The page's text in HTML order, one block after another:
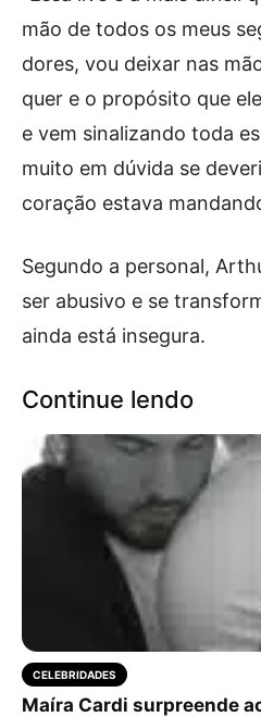
mão de todos os meus
dores, vou deixar nas
quer e o propósito que
e vem sinalizando toda
muito em dúvida se
coração estava
Segundo a personal,
ser abusivo e se
ainda está insegura.
Continue lendo
CELEBRIDADES
Maíra Cardi surpreende